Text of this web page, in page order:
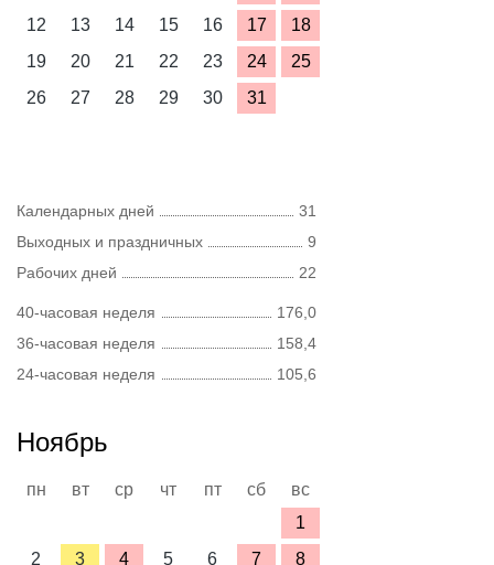
12
13 14 15 16 17
18
19
20 21 22 23 24
25
26
27 28 29 30 31
Календарных дней
31
Выходных и праздничных
9
Рабочих дней
22
40-часовая неделя
176,0
36-часовая неделя
158,4
24-часовая неделя
105,6
Ноябрь
пн вт ср чт пт сб
вс
1
2
3 4 5 6 7 8